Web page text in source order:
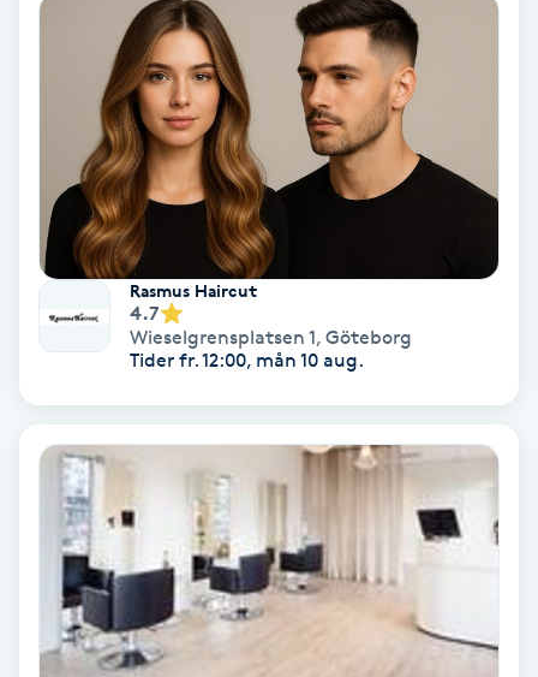
Klippning ungdom
Koppningsmassage
Kosmetisk tatuering
Kostrådgivning
Kroppsinpackning
Kroppspeeling
Kärlbehandling
Laserbehandling
Lashlift Keratin
Rasmus Haircut
4.7
Wieselgrensplatsen 1, Göteborg
Tider fr. 12:00, mån 10 aug.